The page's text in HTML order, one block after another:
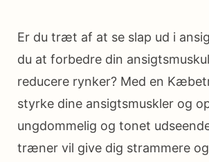
Er du træt af at se slap ud i
du at forbedre din
reducere rynker? Med en
styrke dine ansigtsmuskler og
ungdommelig og tonet
træner vil give dig strammere